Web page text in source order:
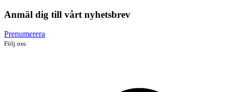
Anmäl dig till vårt nyhetsbrev
Prenumerera
Följ oss: